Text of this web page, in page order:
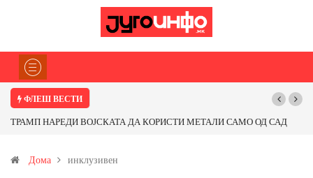
ФЛЕШ ВЕСТИ
ТРАМП НАРЕДИ ВОЈСКАТА ДА КОРИСТИ МЕТАЛИ САМО ОД САД
Иловица и со антимонот?
Дома инклузивен